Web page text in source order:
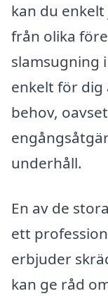
kan du
från olika
slamsugning
enkelt för
behov,
underhåll.
En av de
ett
erbjuder
kan ge råd